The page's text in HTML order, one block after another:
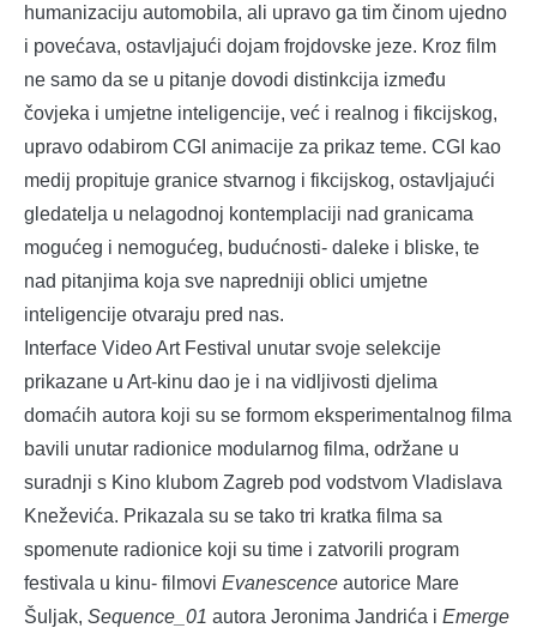
humanizaciju automobila, ali upravo ga tim činom ujedno
i povećava, ostavljajući dojam frojdovske jeze. Kroz film
ne samo da se u pitanje dovodi distinkcija između
čovjeka i umjetne inteligencije, već i realnog i fikcijskog,
upravo odabirom CGI animacije za prikaz teme. CGI kao
medij propituje granice stvarnog i fikcijskog, ostavljajući
gledatelja u nelagodnoj kontemplaciji nad granicama
mogućeg i nemogućeg, budućnosti- daleke i bliske, te
nad pitanjima koja sve napredniji oblici umjetne
inteligencije otvaraju pred nas.
Interface Video Art Festival unutar svoje selekcije
prikazane u Art-kinu dao je i na vidljivosti djelima
domaćih autora koji su se formom eksperimentalnog filma
bavili unutar radionice modularnog filma, održane u
suradnji s Kino klubom Zagreb pod vodstvom Vladislava
Kneževića. Prikazala su se tako tri kratka filma sa
spomenute radionice koji su time i zatvorili program
festivala u kinu- filmovi Evanescence autorice Mare
Šuljak, Sequence_01 autora Jeronima Jandrića i Emerge